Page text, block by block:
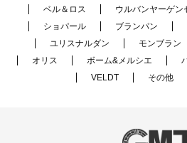
ベル＆ロス
ウルバンヤーゲン
ショパール
ブランパン
ユリスナルダン
モンブラン
オリス
ボーム&メルシエ
VELDT
その他